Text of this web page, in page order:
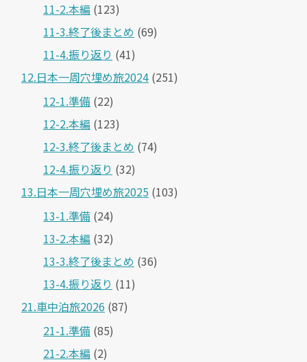
11-2.本編 (123)
11-3.終了後まとめ (69)
11-4.振り返り (41)
12.日本一周穴埋め旅2024 (251)
12-1.準備 (22)
12-2.本編 (123)
12-3.終了後まとめ (74)
12-4.振り返り (32)
13.日本一周穴埋め旅2025 (103)
13-1.準備 (24)
13-2.本編 (32)
13-3.終了後まとめ (36)
13-4.振り返り (11)
21.車中泊旅2026 (87)
21-1.準備 (85)
21-2.本編 (2)